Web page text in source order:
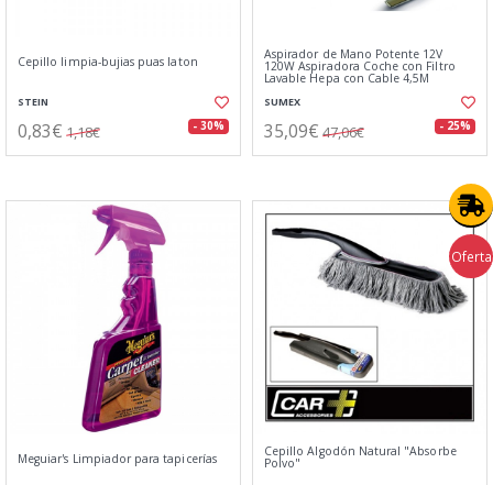
Cepillo limpia-bujias puas laton
STEIN
0,83€ 1,18€ - 30%
Aspirador de Mano Potente 12V
120W Aspiradora Coche con Filtro
Lavable Hepa con Cable 4,5M
SUMEX
35,09€ 47,06€ - 25%
Meguiar's Limpiador para tapicerías
Oferta
Cepillo Algodón Natural "Absorbe
Polvo"